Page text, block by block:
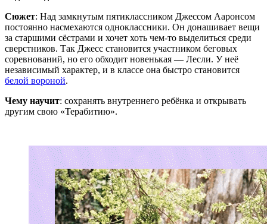
Сюжет: Над замкнутым пятиклассником Джессом Ааронсом
постоянно насмехаются одноклассники. Он донашивает вещи
за старшими сёстрами и хочет хоть чем-то выделиться среди
сверстников. Так Джесс становится участником беговых
соревнований, но его обходит новенькая — Лесли. У неё
независимый характер, и в классе она быстро становится
белой вороной.
Чему научит: сохранять внутреннего ребёнка и открывать
другим свою «Терабитию».